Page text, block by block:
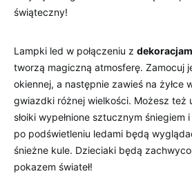
świąteczny!
Lampki led w połączeniu z
tworzą‌ magiczną atmosferę. ⁢Zamocuj
okiennej, a następnie zawieś ‍na ‌żyłce
gwiazdki‍ różnej wielkości.⁤ Możesz⁣ też​
słoiki wypełnione sztucznym
po podświetleniu⁢ ledami będą
śnieżne kule. Dzieciaki będą
pokazem⁢ świateł!